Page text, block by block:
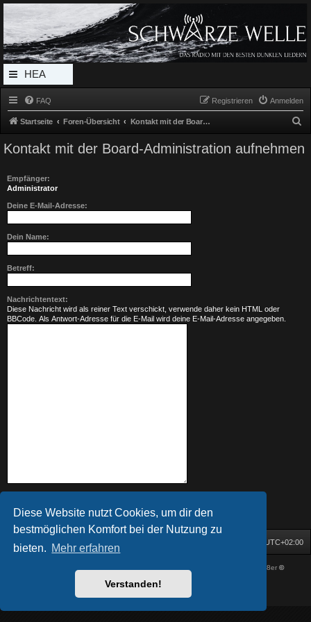
Diese Website nutzt Cookies, um dir den
bestmöglichen Komfort bei der Nutzung zu
bieten. Mehr erfahren
Verstanden!
Radio Schwarze Welle Forum
Das Radio mit den Besten Dunklen Liedern
HEA
DERL
MEN
U
FAQ Anmelden
Registrieren
Startseite Foren-Übersicht Kontakt mit der Board-Administration aufnehmen
c
Kontakt mit der Board-Administration aufnehmen
Empfänger:
Administrator
Deine E-Mail-Adresse:
Dein Name:
Betreff:
Nachrichtentext:
Diese Nachricht wird als reiner Text verschickt, verwende daher kein HTML oder
BBCode. Als Antwort-Adresse für die E-Mail wird deine E-Mail-Adresse angegeben.
Startseite Foren-Übersicht UTC+02:00
Prosk8er©
Deutsche Übersetzung durch